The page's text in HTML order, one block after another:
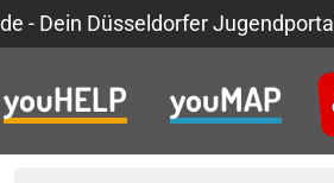
- Dein Düsseldorfer Jugendportal
youHELP youMAP